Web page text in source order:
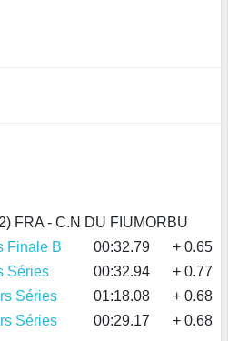
FRA - C.N DU FIUMORBU
Finale B 00:32.79
+ 0.65
Séries 00:32.94
+ 0.77
Séries 01:18.08
+ 0.68
Séries 00:29.17 + 0.68